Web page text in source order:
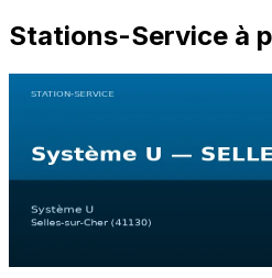
Stations-Service à